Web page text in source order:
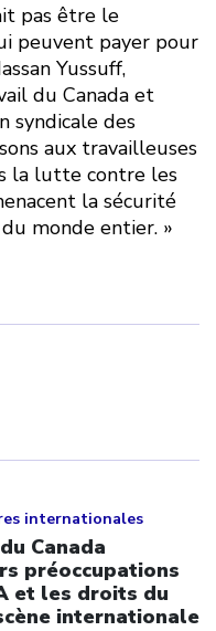
pas être le
peuvent payer pour
Yussuff,
du Canada et
syndicale des
aux travailleuses
la lutte contre les
la sécurité
monde entier. »
internationales
Canada
préoccupations
et les droits du
internationale